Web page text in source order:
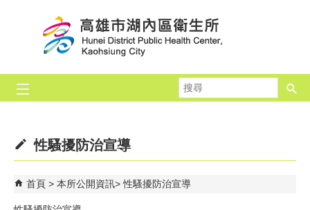
尋
性騷擾防治宣導
首頁 本所公開資訊 性騷擾防治宣導